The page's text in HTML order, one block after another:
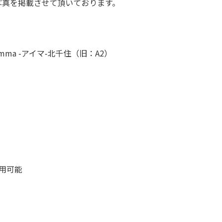
-アイマ-北千住（旧：A2）
可能